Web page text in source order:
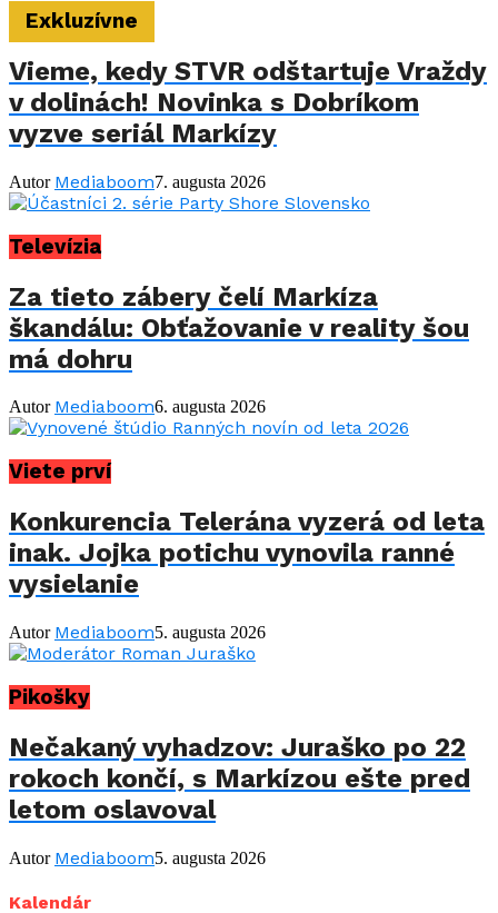
Exkluzívne
Vieme, kedy STVR odštartuje Vraždy
v dolinách! Novinka s Dobríkom
vyzve seriál Markízy
Autor Mediaboom7. augusta 2026
Televízia
Za tieto zábery čelí Markíza
škandálu: Obťažovanie v reality šou
má dohru
Autor Mediaboom6. augusta 2026
Viete prví
Konkurencia Telerána vyzerá od leta
inak. Jojka potichu vynovila ranné
vysielanie
Autor Mediaboom5. augusta 2026
Pikošky
Nečakaný vyhadzov: Juraško po 22
rokoch končí, s Markízou ešte pred
letom oslavoval
Autor Mediaboom5. augusta 2026
Kalendár